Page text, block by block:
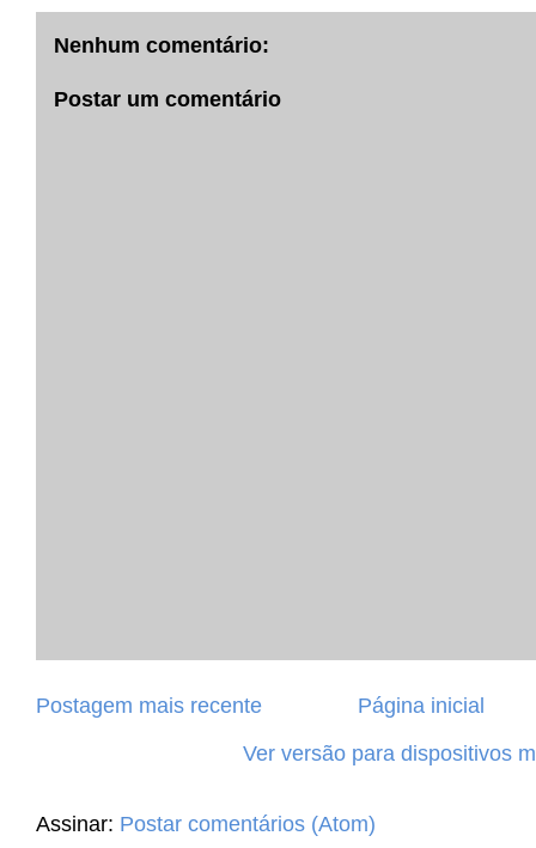
Nenhum comentário:
Postar um comentário
Postagem mais recente
Página inicial
Ver versão para dispositivos
Assinar: Postar comentários (Atom)